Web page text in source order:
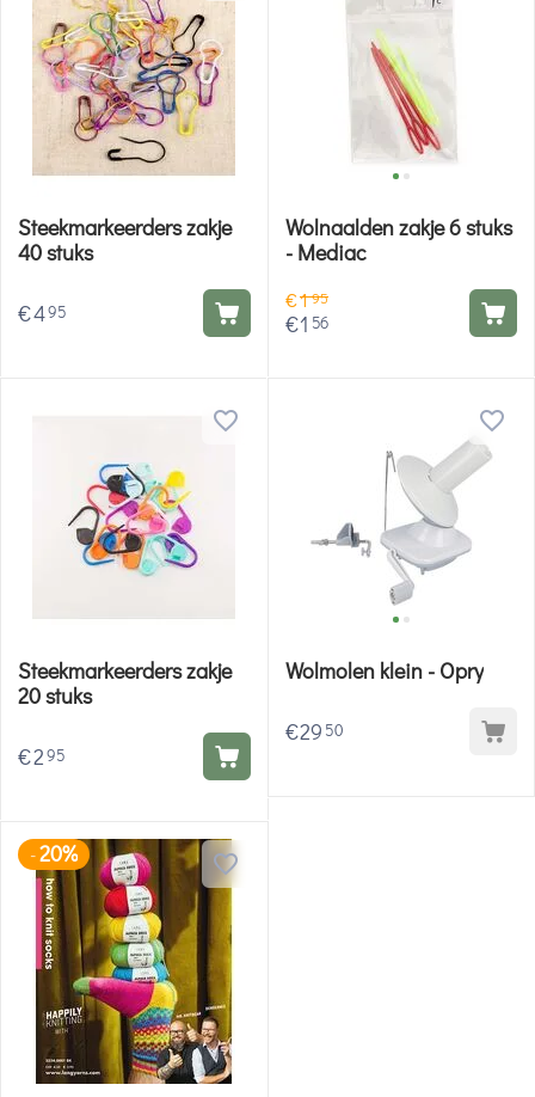
Steekmarkeerders zakje
40 stuks
€495
Wolnaalden zakje 6 stuks
- Mediac
€195
€1 56
Steekmarkeerders zakje
20 stuks
€295
Wolmolen klein - Opry
€29 50
-20%